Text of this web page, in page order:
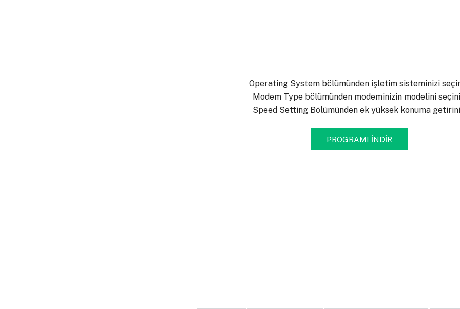
Operating System bölümünden işletim sisteminizi
Modem Type bölümünden modeminizin modelini
Speed Setting Bölümünden ek yüksek konuma
PROGRAMI İNDİR